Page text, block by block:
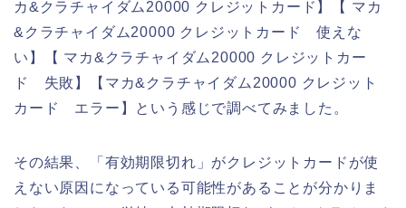
カ&クラチャイダム20000 クレジットカード】【 マカ
&クラチャイダム20000 クレジットカード 使えな
い】【 マカ&クラチャイダム20000 クレジットカー
ド 失敗】【マカ&クラチャイダム20000 クレジット
カード エラー】という感じで調べてみました。
その結果、「有効期限切れ」がクレジットカードが使
えない原因になっている可能性があることが分かりま